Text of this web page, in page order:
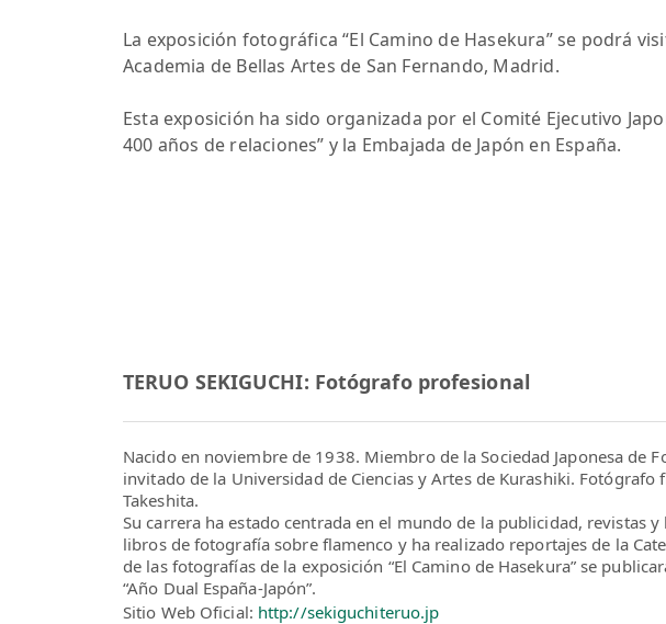
La exposición fotográfica “El Camino de Hasekura” se podrá
Academia de Bellas Artes de San Fernando, Madrid.
Esta exposición ha sido organizada por el Comité Ejecutivo
400 años de relaciones” y la Embajada de Japón en España.
TERUO SEKIGUCHI: Fotógrafo profesional
Nacido en noviembre de 1938. Miembro de la Sociedad Japonesa de
invitado de la Universidad de Ciencias y Artes de Kurashiki. Fotógrafo
Takeshita.
Su carrera ha estado centrada en el mundo de la publicidad, revistas
libros de fotografía sobre flamenco y ha realizado reportajes de la
de las fotografías de la exposición “El Camino de Hasekura” se
“Año Dual España-Japón”.
Sitio Web Oficial: http://sekiguchiteruo.jp